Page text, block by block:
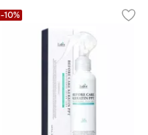
-10%